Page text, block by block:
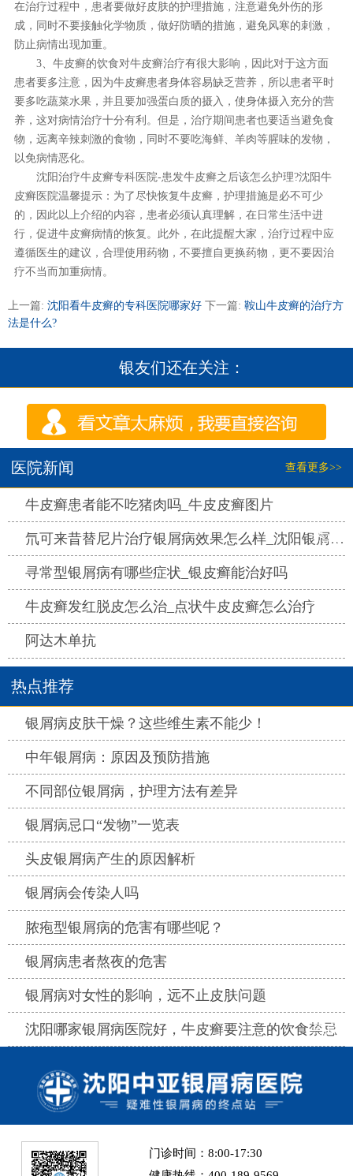
在治疗过程中，患者要做好皮肤的护理措施，注意避免外伤的形
成，同时不要接触化学物质，做好防晒的措施，避免风寒的刺激，
防止病情出现加重。
3、牛皮癣的饮食对牛皮癣治疗有很大影响，因此对于这方面
患者要多注意，因为牛皮癣患者身体容易缺乏营养，所以患者平时
要多吃蔬菜水果，并且要加强蛋白质的摄入，使身体摄入充分的营
养，这对病情治疗十分有利。但是，治疗期间患者也要适当避免食
物，远离辛辣刺激的食物，同时不要吃海鲜、羊肉等腥味的发物，
以免病情恶化。
沈阳治疗牛皮癣专科医院-患发牛皮癣之后该怎么护理?沈阳牛
皮癣医院温馨提示：为了尽快恢复牛皮癣，护理措施是必不可少
的，因此以上介绍的内容，患者必须认真理解，在日常生活中进
行，促进牛皮癣病情的恢复。此外，在此提醒大家，治疗过程中应
遵循医生的建议，合理使用药物，不要擅自更换药物，更不要因治
疗不当而加重病情。
上一篇: 沈阳看牛皮癣的专科医院哪家好 下一篇: 鞍山牛皮癣的治疗方
法是什么?
银友们还在关注：
医院新闻 查看更多>>
牛皮癣患者能不吃猪肉吗_牛皮皮癣图片
氘可来昔替尼片治疗银屑病效果怎么样_沈阳银屑病医院哪家好
热点
寻常型银屑病有哪些症状_银皮癣能治好吗
牛皮癣发红脱皮怎么治_点状牛皮皮癣怎么治疗热点
阿达木单抗
热点推荐
银屑病皮肤干燥？这些维生素不能少！
中年银屑病：原因及预防措施
不同部位银屑病，护理方法有差异
银屑病忌口“发物”一览表
头皮银屑病产生的原因解析
银屑病会传染人吗
脓疱型银屑病的危害有哪些呢？
银屑病患者熬夜的危害
银屑病对女性的影响，远不止皮肤问题
沈阳哪家银屑病医院好，牛皮癣要注意的饮食禁忌
热点
门诊时间：8:00-17:30